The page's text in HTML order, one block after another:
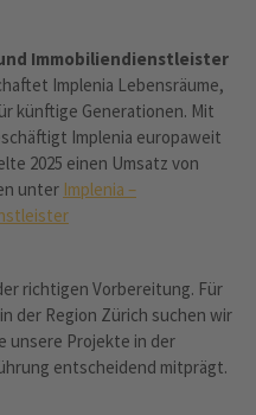
Immobiliendienstleister
Implenia Lebensräume,
künftige Generationen. Mit
Implenia europaweit
2025 einen Umsatz von
unter Implenia –
richtigen Vorbereitung. Für
der Region Zürich suchen wir
unsere Projekte in der
entscheidend mitprägt.